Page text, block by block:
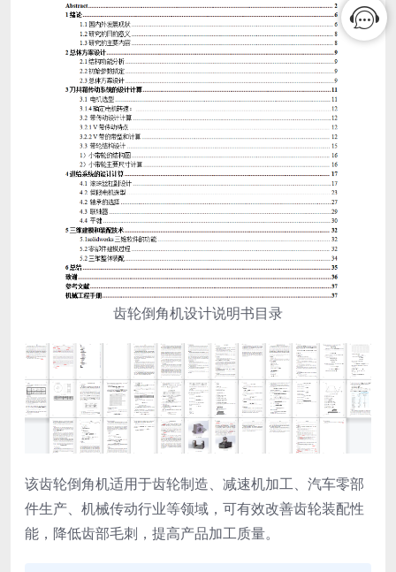
齿轮倒角机设计说明书目录
该齿轮倒角机适用于齿轮制造、减速机加工、汽车零部
件生产、机械传动行业等领域，可有效改善齿轮装配性
能，降低齿部毛刺，提高产品加工质量。